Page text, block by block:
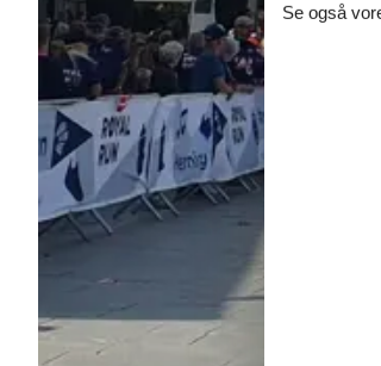
Se også